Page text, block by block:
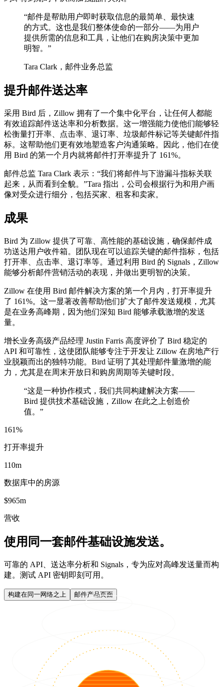
“邮件是帮助用户即时获取信息的最简单、最快速
的方式。这也是我们整体使命的一部分——为用户
提供所需的信息和工具，让他们在购房决策中更加
明智。 ”
Tara Clark，邮件业务总监
提升邮件送达率
采用 Bird 后，Zillow 拥有了一个集中化平台，让任何人都能
有效追踪邮件送达率和分析数据。这一增强能力使他们能够轻
松衡量打开率、点击率、退订率、垃圾邮件标记等关键邮件指
标。这帮助他们更有效地塑造客户沟通策略。因此，他们在使
用 Bird 的第一个月内就将邮件打开率提升了 161%。
邮件总监 Tara Clark 表示：“我们将邮件与下游漏斗指标关联
起来，从而看到全貌。”Tara 指出，公司会根据行为和用户画
像对受众进行细分，包括买家、租客和卖家。
成果
Bird 为 Zillow 提供了可靠、高性能的基础设施，确保邮件成
功送达用户收件箱。团队现在可以追踪关键的邮件指标，包括
打开率、点击率、退订率等。通过利用 Bird 的 Signals，Zillow
能够分析邮件营销活动的表现，并做出更明智的决策。
Zillow 在使用 Bird 邮件解决方案的第一个月内，打开率提升
了 161%。这一显著改善帮助他们扩大了邮件发送规模，尤其
是在业务高峰期，因为他们深知 Bird 能够承载激增的发送
量。
增长业务高级产品经理 Justin Farris 高度评价了 Bird 稳定的
API 和可靠性，这使团队能够专注于开发让 Zillow 在房地产行
业脱颖而出的独特功能。Bird 证明了其处理邮件量激增的能
力，尤其是在周末开放日和购房周期等关键时段。
“这是一种协作模式，我们共同构建解决方案——
Bird 提供技术基础设施，Zillow 在此之上创造价
值。 ”
161%
打开率提升
110m
数据库中的房源
$965m
营收
使用同一套邮件基础设施发送。
可靠的 API、送达率分析和 Signals，专为应对高峰发送量而构
建。测试 API 密钥即刻可用。
构建在同一网络之上 邮件产品页面